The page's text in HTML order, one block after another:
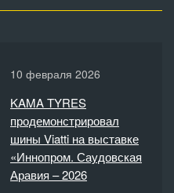
10 февраля 2026
KAMA TYRES
продемонстрировал
шины Viatti на выставке
«Иннопром. Саудовская
Аравия – 2026